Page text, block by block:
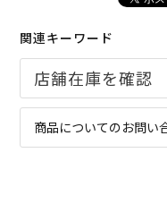
関連キーワード
商品についてのお問い